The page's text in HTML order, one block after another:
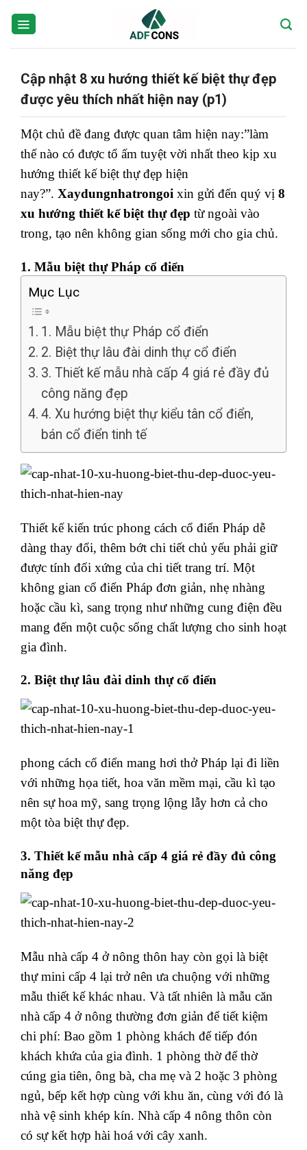
Cập nhật 8 xu hướng thiết kế biệt thự đẹp
được yêu thích nhất hiện nay (p1)
Một chủ đề đang được quan tâm hiện nay:”làm
thế nào có được tổ ấm tuyệt vời nhất theo kịp xu
hướng thiết kế biệt thự đẹp hiện
nay?”. Xaydungnhatrongoi xin gửi đến quý vị 8
xu hướng thiết kế biệt thự đẹp từ ngoài vào
trong, tạo nên không gian sống mới cho gia chủ.
1. Mẫu biệt thự Pháp cổ điển
Mục Lục
1. Mẫu biệt thự Pháp cổ điển
2. Biệt thự lâu đài dinh thự cổ điển
3. Thiết kế mẫu nhà cấp 4 giá rẻ đầy đủ
công năng đẹp
4. Xu hướng biệt thự kiểu tân cổ điển,
bán cổ điển tinh tế
Thiết kế kiến trúc phong cách cổ điển Pháp dễ
dàng thay đổi, thêm bớt chi tiết chủ yếu phải giữ
được tính đối xứng của chi tiết trang trí. Một
không gian cổ điển Pháp đơn giản, nhẹ nhàng
hoặc cầu kì, sang trọng như những cung điện đều
mang đến một cuộc sống chất lượng cho sinh hoạt
gia đình.
2. Biệt thự lâu đài dinh thự cổ điển
phong cách cổ điển mang hơi thở Pháp lại đi liền
với những họa tiết, hoa văn mềm mại, cầu kì tạo
nên sự hoa mỹ, sang trọng lộng lẫy hơn cả cho
một tòa biệt thự đẹp.
3. Thiết kế mẫu nhà cấp 4 giá rẻ đầy đủ công
năng đẹp
Mẫu nhà cấp 4 ở nông thôn hay còn gọi là biệt
thự mini cấp 4 lại trở nên ưa chuộng với những
mẫu thiết kế khác nhau. Và tất nhiên là mẫu căn
nhà cấp 4 ở nông thường đơn giản để tiết kiệm
chi phí: Bao gồm 1 phòng khách để tiếp đón
khách khứa của gia đình. 1 phòng thờ để thờ
cúng gia tiên, ông bà, cha mẹ và 2 hoặc 3 phòng
ngủ, bếp kết hợp cùng với khu ăn, cùng với đó là
nhà vệ sinh khép kín. Nhà cấp 4 nông thôn còn
có sự kết hợp hài hoá với cây xanh.